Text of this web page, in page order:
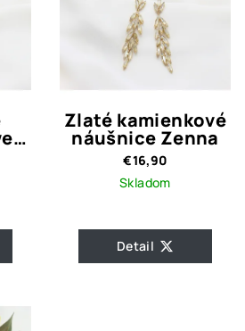
Zlaté kamienkové
náušnice Zenna
€16,90
Skladom
Detail